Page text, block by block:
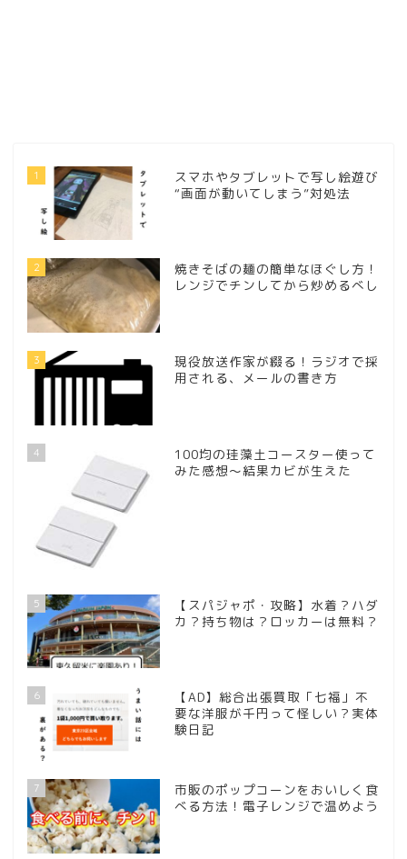
1
スマホやタブレットで写し絵遊び
“画面が動いてしまう”対処法
2
焼きそばの麺の簡単なほぐし方！
レンジでチンしてから炒めるべし
3
現役放送作家が綴る！ラジオで採
用される、メールの書き方
4
100均の珪藻土コースター使って
みた感想～結果カビが生えた
5
【スパジャポ・攻略】水着？ハダ
カ？持ち物は？ロッカーは無料？
6
【AD】総合出張買取「七福」不
要な洋服が千円って怪しい？実体
験日記
7
市販のポップコーンをおいしく食
べる方法！電子レンジで温めよう